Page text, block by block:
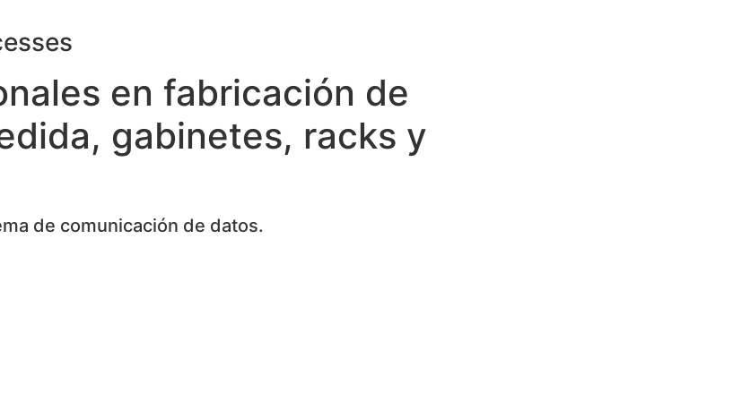
en fabricación de
gabinetes, racks y
de comunicación de datos.